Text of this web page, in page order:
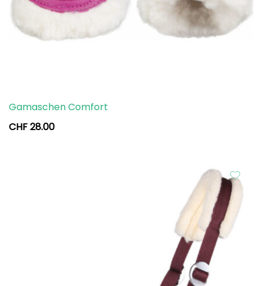
Gamaschen Comfort
CHF28.00